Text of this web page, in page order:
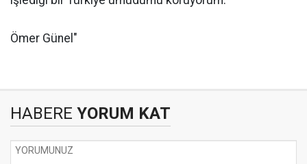
Ömer Günel"
HABERE YORUM KAT